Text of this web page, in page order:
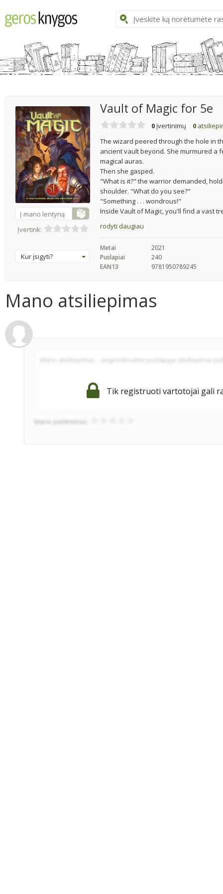
Į mano lentyną
Įvertink:
Kur įsigyti?
Vault of Magic for 5e
0 įvertinimų 0
The wizard peered through the hole in
ancient vault beyond. She murmured a
magical auras.
Then she gasped.
"What is it?" the warrior demanded,
shoulder. "What do you see?"
"Something . . . wondrous!"
Inside Vault of Magic, you'll find a vast
rodyti daugiau
Metai
2021
Puslapiai
240
EAN13
9781950789245
Mano atsiliepimas
Tik registruoti vartotojai gali
Mano įvertinimas: